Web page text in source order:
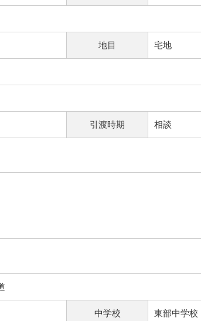
地目 宅地
引渡時期 相談
中学校 東部中学校